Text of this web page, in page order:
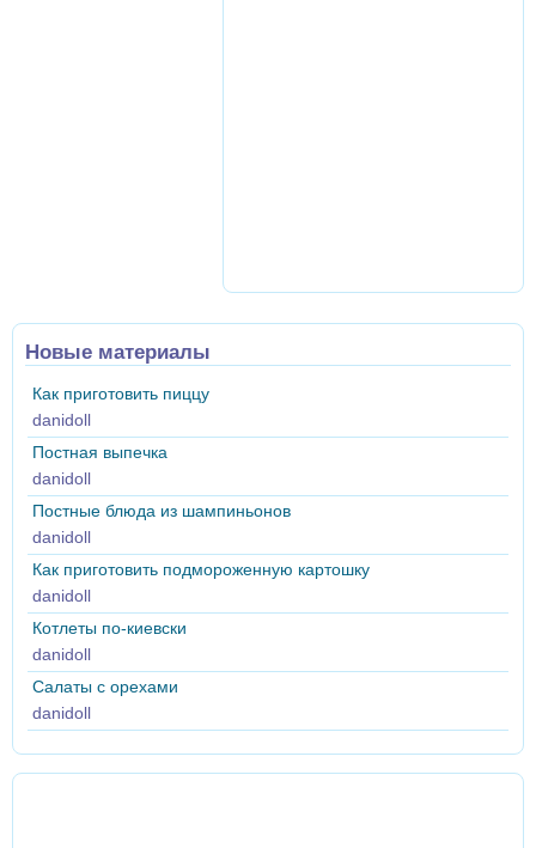
Новые материалы
Как приготовить пиццу
danidoll
Постная выпечка
danidoll
Постные блюда из шампиньонов
danidoll
Как приготовить подмороженную картошку
danidoll
Котлеты по-киевски
danidoll
Салаты с орехами
danidoll